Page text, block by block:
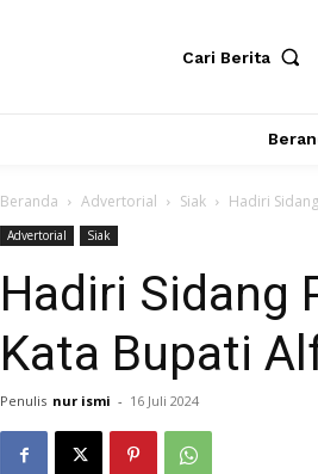
Cari Berita
Beranda Advertorial Siak Hadiri
Advertorial Siak
Hadiri Sidang
Kata Bupati
Penulis nur ismi - 16 Juli 2024